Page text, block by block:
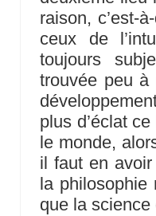
raison, c’est-
ceux de
toujours
trouvée peu à
plus d’éclat
le monde,
il faut en
la philosophie
que la science